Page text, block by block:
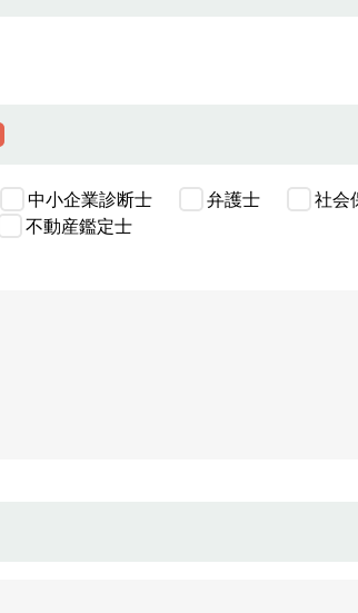
中小企業診断士 弁護士
社会
不動産鑑定士